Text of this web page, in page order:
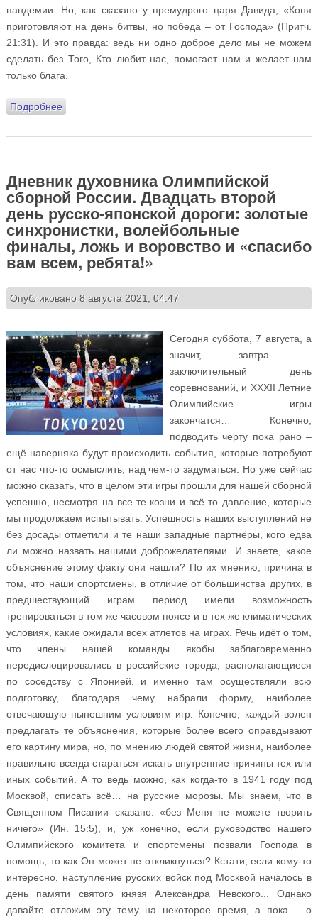
пандемии. Но, как сказано у премудрого царя Давида, «Коня
приготовляют на день битвы, но победа – от Господа» (Притч.
21:31). И это правда: ведь ни одно доброе дело мы не можем
сделать без Того, Кто любит нас, помогает нам и желает нам
только блага.
Подробнеео Дневник духовника Олимпийской сборной России.
Пасха, «молодцы, гандболистки!», прощание со
Дневник духовника Олимпийской
сборной России. Двадцать второй
день русско-японской дороги: золотые
синхронистки, волейбольные
финалы, ложь и воровство и «спасибо
вам всем, ребята!»
Опубликовано 8 августа 2021, 04:47
Сегодня суббота, 7 августа, а
значит, завтра –
заключительный день
соревнований, и XXXII Летние
Олимпийские игры
закончатся… Конечно,
подводить черту пока рано –
ещё наверняка будут происходить события, которые потребуют
от нас что-то осмыслить, над чем-то задуматься. Но уже сейчас
можно сказать, что в целом эти игры прошли для нашей сборной
успешно, несмотря на все те козни и всё то давление, которые
мы продолжаем испытывать. Успешность наших выступлений не
без досады отметили и те наши западные партнёры, кого едва
ли можно назвать нашими доброжелателями. И знаете, какое
объяснение этому факту они нашли? По их мнению, причина в
том, что наши спортсмены, в отличие от большинства других, в
предшествующий играм период имели возможность
тренироваться в том же часовом поясе и в тех же климатических
условиях, какие ожидали всех атлетов на играх. Речь идёт о том,
что члены нашей команды якобы заблаговременно
передислоцировались в российские города, располагающиеся
по соседству с Японией, и именно там осуществляли всю
подготовку, благодаря чему набрали форму, наиболее
отвечающую нынешним условиям игр. Конечно, каждый волен
предлагать те объяснения, которые более всего оправдывают
его картину мира, но, по мнению людей святой жизни, наиболее
правильно всегда стараться искать внутренние причины тех или
иных событий. А то ведь можно, как когда-то в 1941 году под
Москвой, списать всё… на русские морозы. Мы знаем, что в
Священном Писании сказано: «без Меня не можете творить
ничего» (Ин. 15:5), и, уж конечно, если руководство нашего
Олимпийского комитета и спортсмены позвали Господа в
помощь, то как Он может не откликнуться? Кстати, если кому-то
интересно, наступление русских войск под Москвой началось в
день памяти святого князя Александра Невского... Однако
давайте отложим эту тему на некоторое время, а пока – о